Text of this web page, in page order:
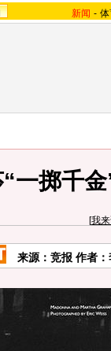
新闻 -
一掷千
[我
来源：竞报 作者：